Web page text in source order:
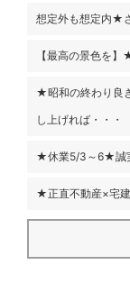
想定外も想定内★
【最高の景色を
★昭和の終わり良
し上げれば・・・
★休業5/3～6★誠
★正直不動産×宅